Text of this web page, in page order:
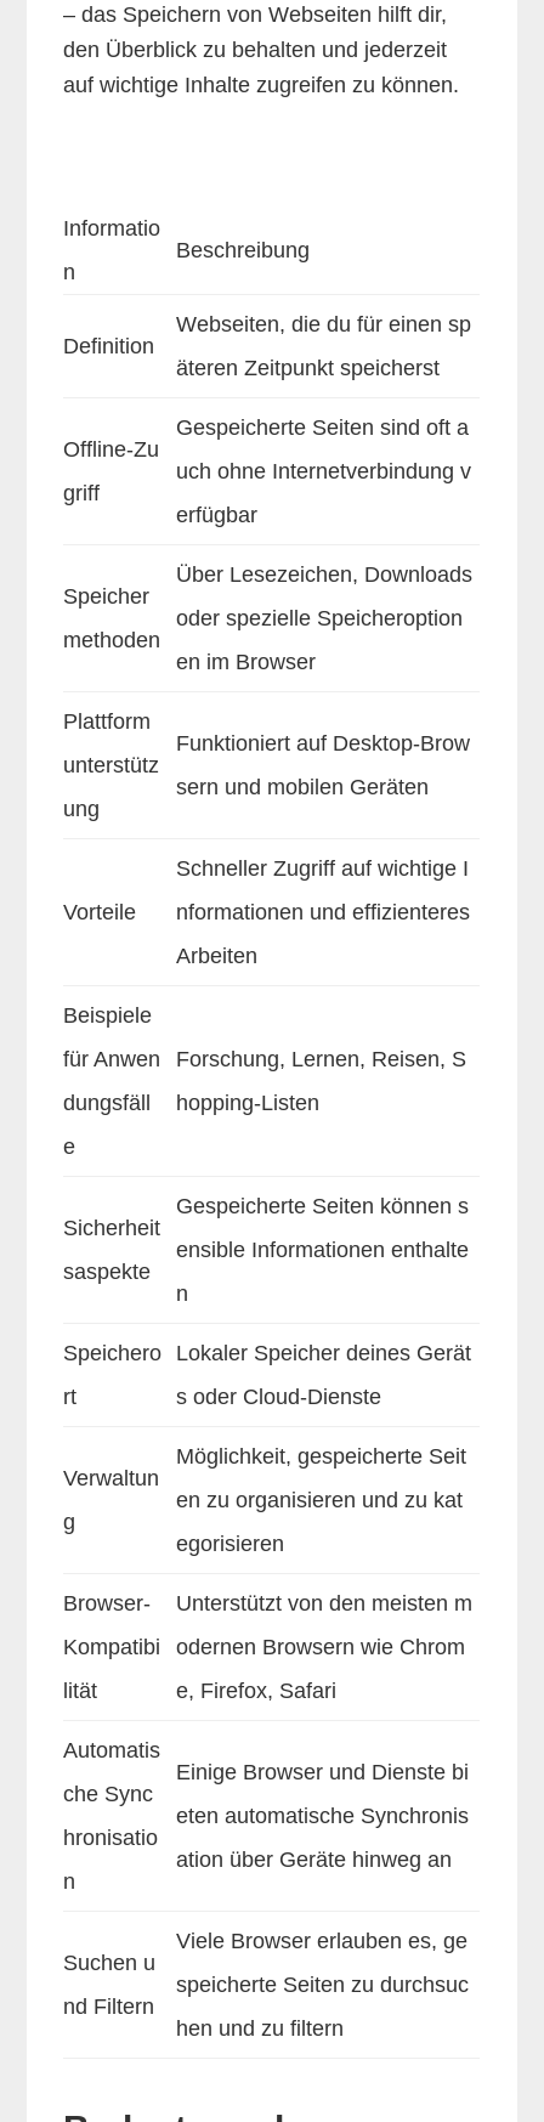
– das Speichern von Webseiten hilft dir,
den Überblick zu behalten und jederzeit
auf wichtige Inhalte zugreifen zu können.
Informatio
n
Beschreibung
Definition
Webseiten, die du für einen sp
äteren Zeitpunkt speicherst
Offline-Zu
griff
Gespeicherte Seiten sind oft a
uch ohne Internetverbindung v
erfügbar
Speicher
methoden
Über Lesezeichen, Downloads
oder spezielle Speicheroption
en im Browser
Plattform
unterstütz
ung
Funktioniert auf Desktop-Brow
sern und mobilen Geräten
Vorteile
Schneller Zugriff auf wichtige I
nformationen und effizienteres
Arbeiten
Beispiele
für Anwen
dungsfäll
e
Forschung, Lernen, Reisen, S
hopping-Listen
Sicherheit
saspekte
Gespeicherte Seiten können s
ensible Informationen enthalte
n
Speichero
rt
Lokaler Speicher deines Gerät
s oder Cloud-Dienste
Verwaltun
g
Möglichkeit, gespeicherte Seit
en zu organisieren und zu kat
egorisieren
Browser-
Kompatibi
lität
Unterstützt von den meisten m
odernen Browsern wie Chrom
e, Firefox, Safari
Automatis
che Sync
hronisatio
n
Einige Browser und Dienste bi
eten automatische Synchronis
ation über Geräte hinweg an
Suchen u
nd Filtern
Viele Browser erlauben es, ge
speicherte Seiten zu durchsuc
hen und zu filtern